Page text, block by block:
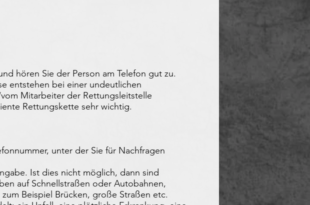
hören Sie der Person am Telefon gut zu.
entstehen bei einer undeutlichen
Mitarbeiter der Rettungsleitstelle
Rettungskette sehr wichtig.
unter der Sie für Nachfragen
Ist dies nicht möglich, dann sind
auf Schnellstraßen oder Autobahnen,
Beispiel Brücken, große Straßen etc.